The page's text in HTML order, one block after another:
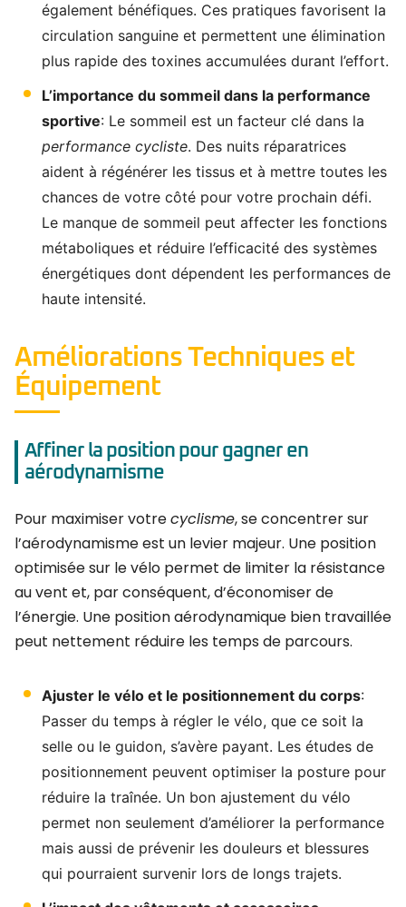
également bénéfiques. Ces pratiques favorisent la
circulation sanguine et permettent une élimination
plus rapide des toxines accumulées durant l’effort.
L’importance du sommeil dans la performance
sportive: Le sommeil est un facteur clé dans la
performance cycliste. Des nuits réparatrices
aident à régénérer les tissus et à mettre toutes les
chances de votre côté pour votre prochain défi.
Le manque de sommeil peut affecter les fonctions
métaboliques et réduire l’efficacité des systèmes
énergétiques dont dépendent les performances de
haute intensité.
Améliorations Techniques et
Équipement
Affiner la position pour gagner en
aérodynamisme
Pour maximiser votrecyclisme, se concentrer sur
l’aérodynamisme est un levier majeur. Une position
optimisée sur le vélo permet de limiter la résistance
au vent et, par conséquent, d’économiser de
l’énergie. Une position aérodynamique bien travaillée
peut nettement réduire les temps de parcours.
Ajuster le vélo et le positionnement du corps:
Passer du temps à régler le vélo, que ce soit la
selle ou le guidon, s’avère payant. Les études de
positionnement peuvent optimiser la posture pour
réduire la traînée. Un bon ajustement du vélo
permet non seulement d’améliorer la performance
mais aussi de prévenir les douleurs et blessures
qui pourraient survenir lors de longs trajets.